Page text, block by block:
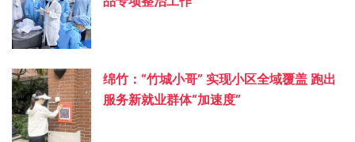
绵竹：“竹城小哥” 实现小区全域覆盖 跑出
服务新就业群体“加速度”